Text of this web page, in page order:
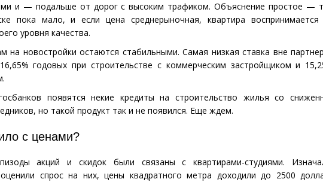
и — подальше от дорог с высоким трафиком. Объяснение простое —
пока мало, и если цена среднерыночная, квартира воспринимается
уровня качества.
на новостройки остаются стабильными. Самая низкая ставка вне
годовых при строительстве с коммерческим застройщиком и
появятся некие кредиты на строительство жилья со
но такой продукт так и не появился. Еще ждем.
с ценами?
акций и скидок были связаны с квартирами-студиями.
спрос на них, цены квадратного метра доходили до 2500